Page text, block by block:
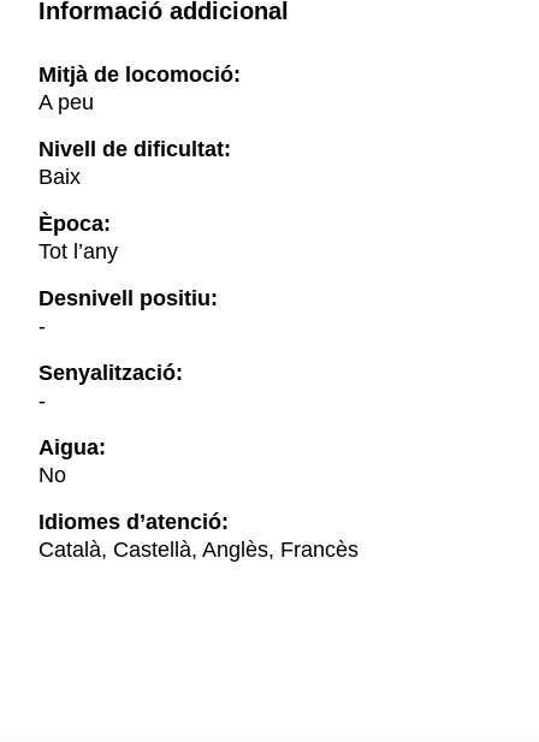
Informació addicional
Mitjà de locomoció:
A peu
Nivell de dificultat:
Baix
Època:
Tot l’any
Desnivell positiu:
-
Senyalització:
-
Aigua:
No
Idiomes d’atenció:
Català, Castellà, Anglès, Francès